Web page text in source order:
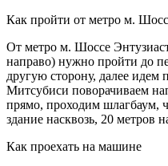
Как пройти от метро м.
От метро м. Шоссе
направо) нужно пройти до
другую сторону, далее идем
Митсубиси поворачиваем
прямо, проходим шлагбаум,
здание насквозь, 20 метров
Как проехать на машине